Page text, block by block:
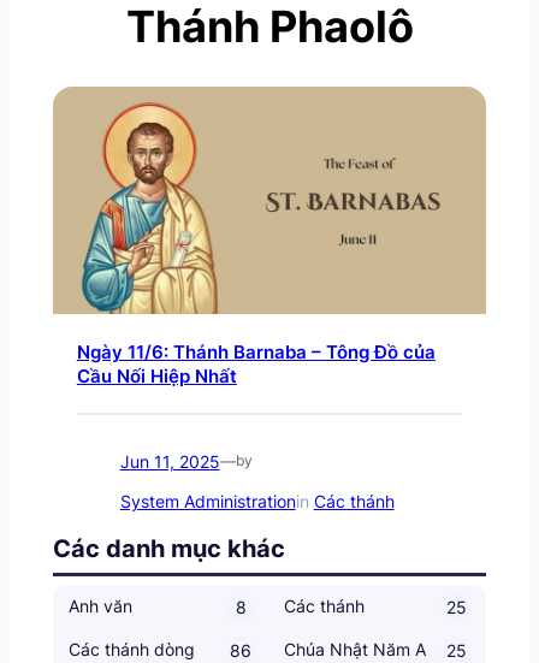
Thánh Phaolô
Ngày 11/6: Thánh Barnaba – Tông Đồ của
Cầu Nối Hiệp Nhất
Jun 11, 2025—by
System Administrationin Các thánh
Các danh mục khác
Anh văn 8 Các thánh 25
Các thánh dòng 86 Chúa Nhật Năm A 25